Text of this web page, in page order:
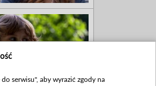
serwisu", aby wyrazić zgody na